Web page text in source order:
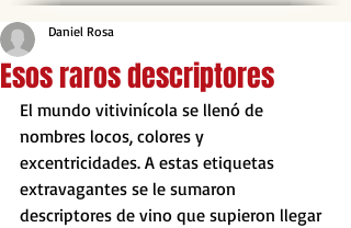
Esos raros descriptores
Daniel Rosa
El mundo vitivinícola se llenó de
nombres locos, colores y
excentricidades. A estas etiquetas
extravagantes se le sumaron
descriptores de vino que supieron llegar